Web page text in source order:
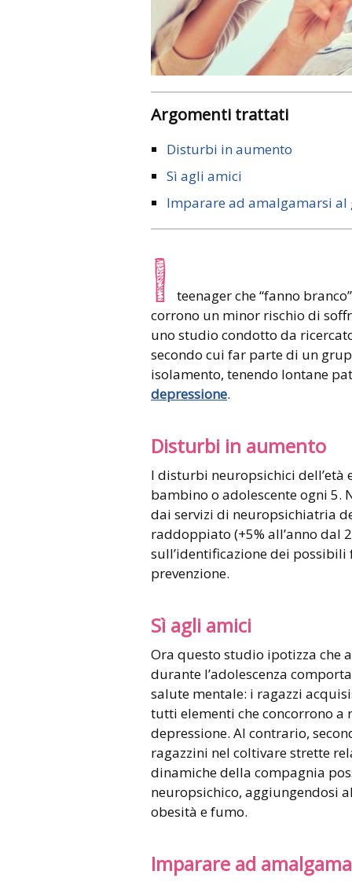
Argomenti trattati
Disturbi in aumento
Sì agli amici
Imparare ad amalgamarsi
I
teenager che “fanno
corrono un minor rischio di
uno studio condotto da
secondo cui far parte di un
isolamento, tenendo lontane
depressione.
Disturbi in aumento
I disturbi neuropsichici dell’età
bambino o adolescente ogni
dai servizi di neuropsichiatria
raddoppiato (+5% all’anno dal
sull’identificazione dei
prevenzione.
Sì agli amici
Ora questo studio ipotizza che
durante l’adolescenza
salute mentale: i ragazzi
tutti elementi che concorrono
depressione. Al contrario,
ragazzini nel coltivare strette
dinamiche della compagnia
neuropsichico, aggiungendosi
obesità e fumo.
Imparare ad